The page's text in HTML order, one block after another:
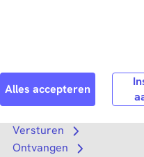
Search
Versturen
Open submenu
Ontvangen
Open submenu